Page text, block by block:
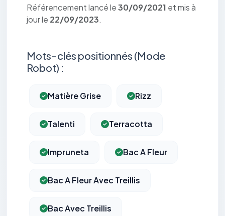
Référencement lancé le30/09/2021 et mis à
jour le 22/09/2023.
Mots-clés positionnés (Mode
Robot) :
Matière Grise Rizz
Talenti Terracotta
Impruneta Bac A Fleur
Bac A Fleur Avec Treillis
Bac Avec Treillis